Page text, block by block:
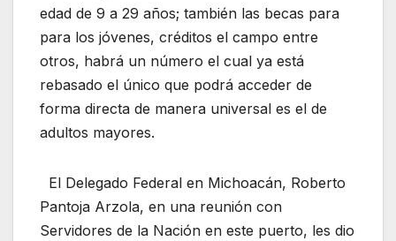
edad de 9 a 29 años; también las becas para
para los jóvenes, créditos el campo entre
otros, habrá un número el cual ya está
rebasado el único que podrá acceder de
forma directa de manera universal es el de
adultos mayores.
El Delegado Federal en Michoacán, Roberto
Pantoja Arzola, en una reunión con
Servidores de la Nación en este puerto, les dio